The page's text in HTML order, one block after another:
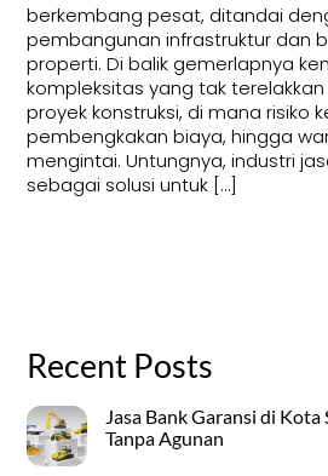
berkembang pesat, ditandai
pembangunan infrastruktur dan
properti. Di balik gemerlapnya
kompleksitas yang tak
proyek konstruksi, di mana risiko
pembengkakan biaya, hingga
mengintai. Untungnya, industri
sebagai solusi untuk […]
Recent Posts
Jasa Bank Garansi di Kota
Tanpa Agunan